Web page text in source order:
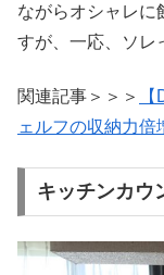
ながらオシャレに
すが、一応、ソレ
関連記事＞＞＞
ェルフの収納力倍
キッチンカウ